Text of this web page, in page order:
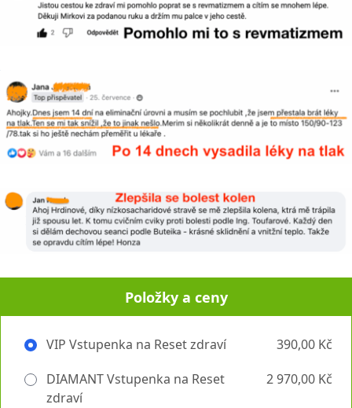
Položky a ceny
VIP Vstupenka na Reset zdraví
390,00 Kč
DIAMANT Vstupenka na Reset
zdraví
2 970,00 Kč